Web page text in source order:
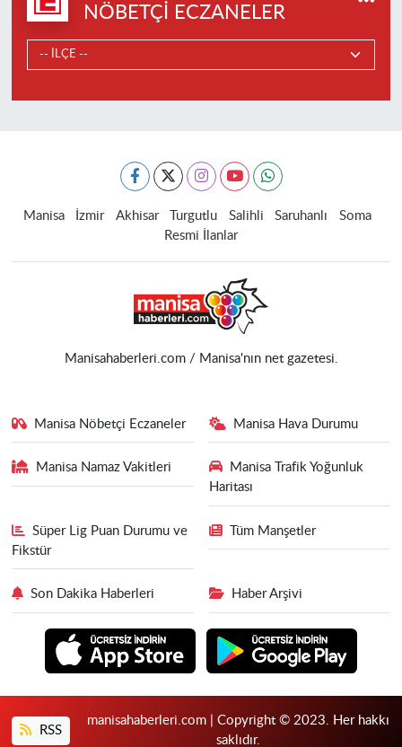
NÖBETÇI ECZANELER
Manisa İzmir Akhisar Turgutlu Salihli Saruhanlı
Soma
Resmi İlanlar
Manisahaberleri.com / Manisa'nın net gazetesi.
Manisa Nöbetçi Eczaneler Manisa Hava Durumu
Manisa Namaz Vakitleri
Manisa Trafik Yoğunluk
Haritası
Süper Lig Puan Durumu ve
Fikstür
Tüm Manşetler
Son Dakika Haberleri Haber Arşivi
RSS
manisahaberleri.com | Copyright © 2023. Her hakkı
saklıdır.